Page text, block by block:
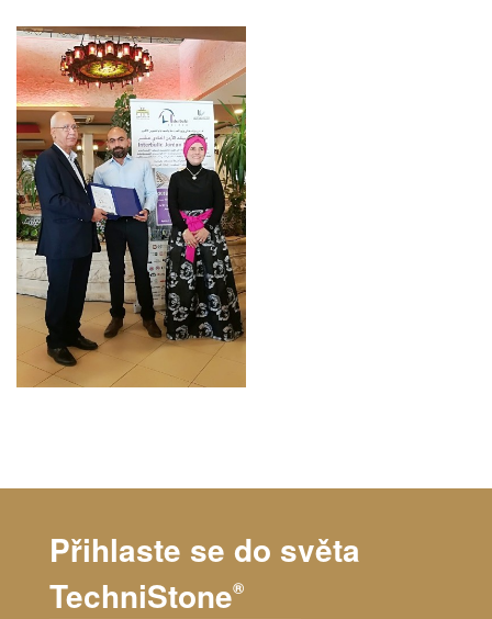
Přihlaste se do světa
TechniStone®